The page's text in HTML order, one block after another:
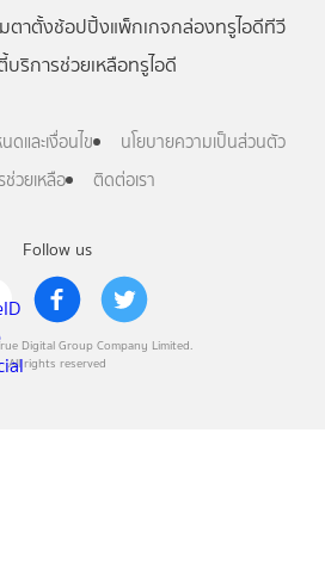
Follow us
Digital Group Company Limited.
All rights reserved
ตาตั้งช้อปปิ้งแพ็กเกจกล่องทรูไอดีทีวี
บริการช่วยเหลือทรูไอดี
ดและเงื่อนไข
นโยบายความเป็นส่วนตัว
วยเหลือ
ติดต่อเรา